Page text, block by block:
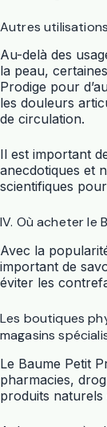
Autres
Au-delà des
la peau,
Prodige pour
les douleurs
de circulation.
Il est important
anecdotiques et
scientifiques
IV. Où acheter le
Avec la
important de
éviter les
Les boutiques
magasins
Le Baume Petit
pharmacies,
produits naturels